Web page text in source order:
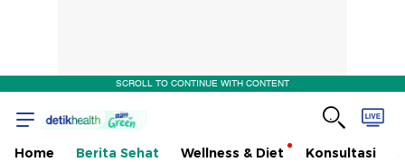
SCROLL TO CONTINUE WITH CONTENT
Home Berita Sehat Wellness & Diet Konsultasi